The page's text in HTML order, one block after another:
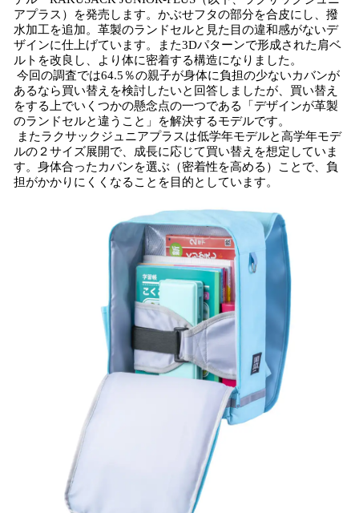
アプラス）を発売します。かぶせフタの部分を合皮にし、撥
水加工を追加。革製のランドセルと見た目の違和感がないデ
ザインに仕上げています。また3Dパターンで形成された肩ベ
ルトを改良し、より体に密着する構造になりました。
今回の調査では64.5％の親子が身体に負担の少ないカバンが
あるなら買い替えを検討したいと回答しましたが、買い替え
をする上でいくつかの懸念点の一つである「デザインが革製
のランドセルと違うこと」を解決するモデルです。
またラクサックジュニアプラスは低学年モデルと高学年モデ
ルの２サイズ展開で、成長に応じて買い替えを想定していま
す。身体合ったカバンを選ぶ（密着性を高める）ことで、負
担がかかりにくくなることを目的としています。